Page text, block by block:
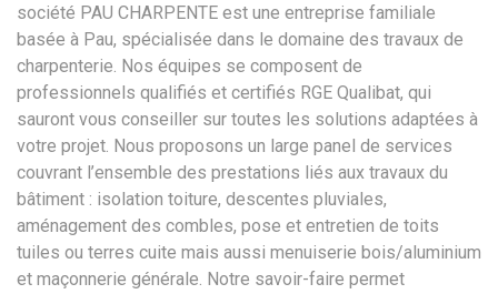
société PAU CHARPENTE est une entreprise familiale
basée à Pau, spécialisée dans le domaine des travaux de
charpenterie. Nos équipes se composent de
professionnels qualifiés et certifiés RGE Qualibat, qui
sauront vous conseiller sur toutes les solutions adaptées à
votre projet. Nous proposons un large panel de services
couvrant l’ensemble des prestations liés aux travaux du
bâtiment : isolation toiture, descentes pluviales,
aménagement des combles, pose et entretien de toits
tuiles ou terres cuite mais aussi menuiserie bois/aluminium
et maçonnerie générale. Notre savoir-faire permet